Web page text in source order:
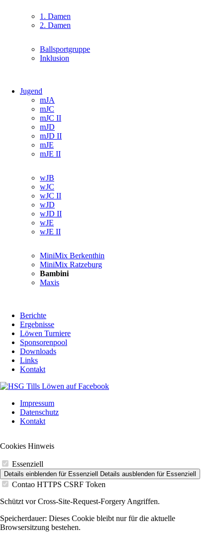
Navigation
überspringen
1. Damen
2. Damen
Navigation
überspringen
Ballsportgruppe
Inklusion
Jugend
Navigation
überspringen
mJA
mJC
mJC II
mJD
mJD II
mJE
mJE II
Navigation
überspringen
wJB
wJC
wJC II
wJD
wJD II
wJE
wJE II
Navigation
überspringen
MiniMix Berkenthin
MiniMix Ratzeburg
Bambini
Maxis
Berichte
Ergebnisse
Löwen Turniere
Sponsorenpool
Downloads
Links
Kontakt
überspringen
Impressum
Datenschutz
Kontakt
Cookies Hinweis
Essenziell
Details einblenden für Essenziell Details ausblenden für Essenziell
Contao HTTPS CSRF Token
Schützt vor Cross-Site-Request-Forgery Angriffen.
Speicherdauer: Dieses Cookie bleibt nur für die aktuelle
Browsersitzung bestehen.